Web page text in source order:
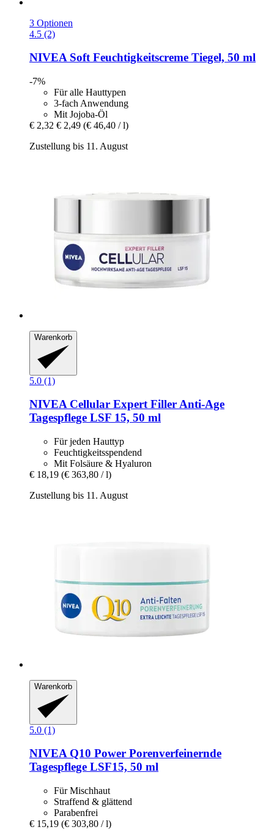
3 Optionen
4.5 (2)
NIVEASoft Feuchtigkeitscreme Tiegel, 50 ml
-7%
Für alle Hauttypen
3-fach Anwendung
Mit Jojoba-Öl
€ 2,32 € 2,49 (€ 46,40 / l)
Zustellung bis 11. August
Warenkorb
5.0 (1)
NIVEACellular Expert Filler Anti-​Age
Tagespflege LSF 15, 50 ml
Für jeden Hauttyp
Feuchtigkeitsspendend
Mit Folsäure & Hyaluron
€ 18,19 (€ 363,80 / l)
Zustellung bis 11. August
Warenkorb
5.0 (1)
NIVEAQ10 Power Porenverfeinernde
Tagespflege LSF15, 50 ml
Für Mischhaut
Straffend & glättend
Parabenfrei
€ 15,19 (€ 303,80 / l)